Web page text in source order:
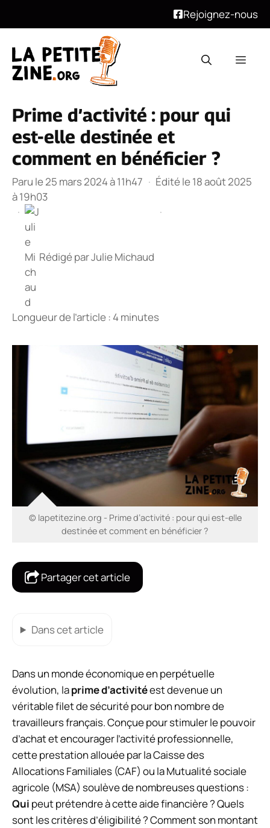
Rejoignez-nous
contenu
Prime d’activité : pour qui
est-elle destinée et
comment en bénéficier ?
Paru le 25 mars 2024 à 11h47 · Édité le 18 août 2025
à 19h03
·
Rédigé parJulie Michaud
·
Longueur de l’article : 4 minutes
© lapetitezine.org - Prime d’activité : pour qui est-elle
destinée et comment en bénéficier ?
Partager cet article
Dans cet article
Dans un monde économique en perpétuelle
évolution, laprime d’activitéest devenue un
véritable filet de sécurité pour bon nombre de
travailleurs français. Conçue pour stimuler le pouvoir
d’achat et encourager l’activité professionnelle,
cette prestation allouée par la Caisse des
Allocations Familiales (CAF) ou la Mutualité sociale
agricole (MSA) soulève de nombreuses questions :
Qui peut prétendre à cette aide financière ? Quels
sont les critères d’éligibilité ? Comment son montant